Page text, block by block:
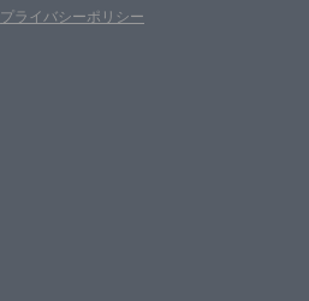
プライバシーポリシー